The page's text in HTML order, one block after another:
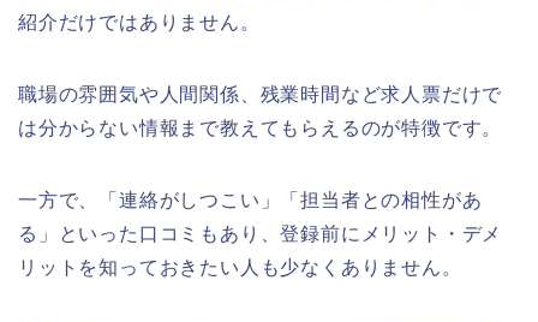
紹介だけではありません。
職場の雰囲気や人間関係、残業時間など求人票だけで
は分からない情報まで教えてもらえるのが特徴です。
一方で、「連絡がしつこい」「担当者との相性があ
る」といった口コミもあり、登録前にメリット・デメ
リットを知っておきたい人も少なくありません。